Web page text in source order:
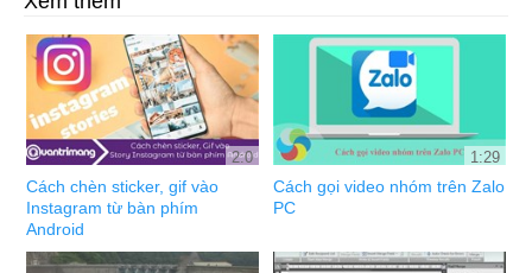
2:0
Cách chèn sticker, gif vào
Instagram từ bàn phím
Android
1:29
Cách gọi video nhóm trên Zalo
PC